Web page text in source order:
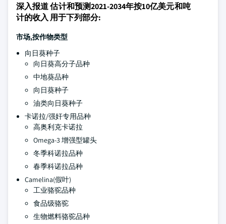
深入报道 估计和预测2021-2034年按10亿美元和吨
计的收入 用于下列部分:
市场,按作物类型
向日葵种子
向日葵高分子品种
中地葵品种
向日葵种子
油类向日葵种子
卡诺拉/强奸专用品种
高奥利克卡诺拉
Omega-3 增强型罐头
冬季科诺拉品种
春季科诺拉品种
Camelina(假叶)
工业骆驼品种
食品级骆驼
生物燃料骆驼品种